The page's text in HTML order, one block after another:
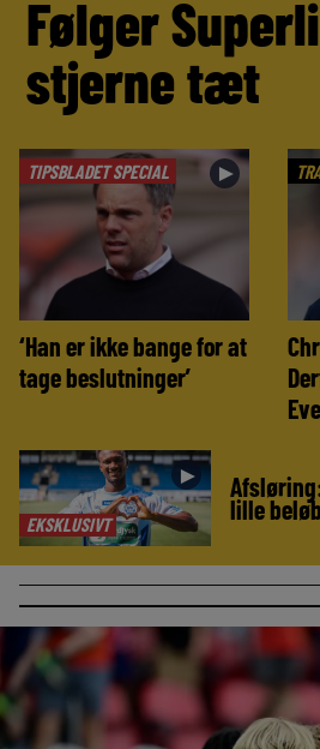
Følger
stjerne tæt
TIPSBLADET SPECIAL ►
‘Han er ikke bange for at
tage beslutninger’
EKSKLUSIVT
►
lille beløb